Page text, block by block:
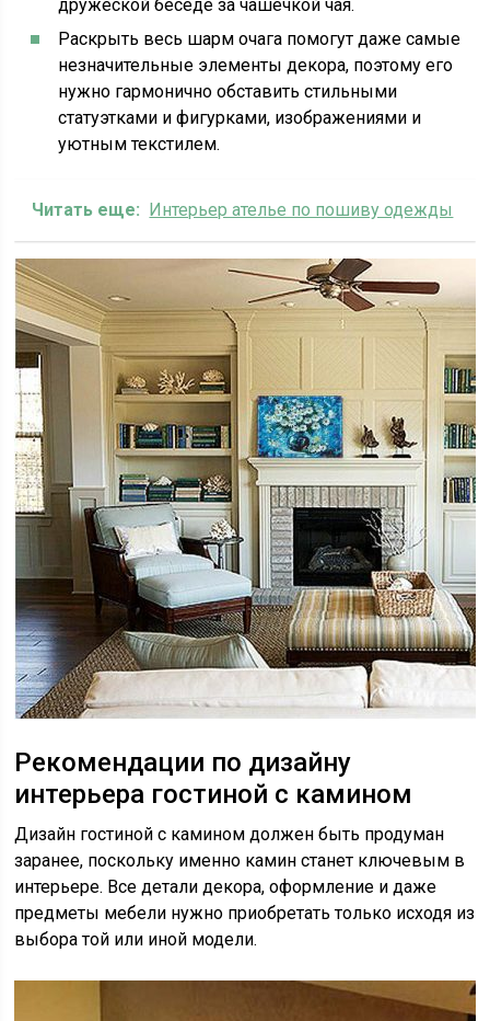
дружеской беседе за чашечкой чая.
Раскрыть весь шарм очага помогут даже самые
незначительные элементы декора, поэтому его
нужно гармонично обставить стильными
статуэтками и фигурками, изображениями и
уютным текстилем.
Читать еще: Интерьер ателье по пошиву одежды
Рекомендации по дизайну
интерьера гостиной с камином
Дизайн гостиной с камином должен быть продуман
заранее, поскольку именно камин станет ключевым в
интерьере. Все детали декора, оформление и даже
предметы мебели нужно приобретать только исходя из
выбора той или иной модели.